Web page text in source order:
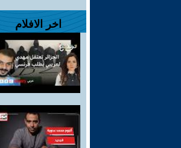
اخر الافلام